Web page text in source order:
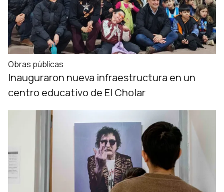
Obras públicas
Inauguraron nueva infraestructura en un
centro educativo de El Cholar